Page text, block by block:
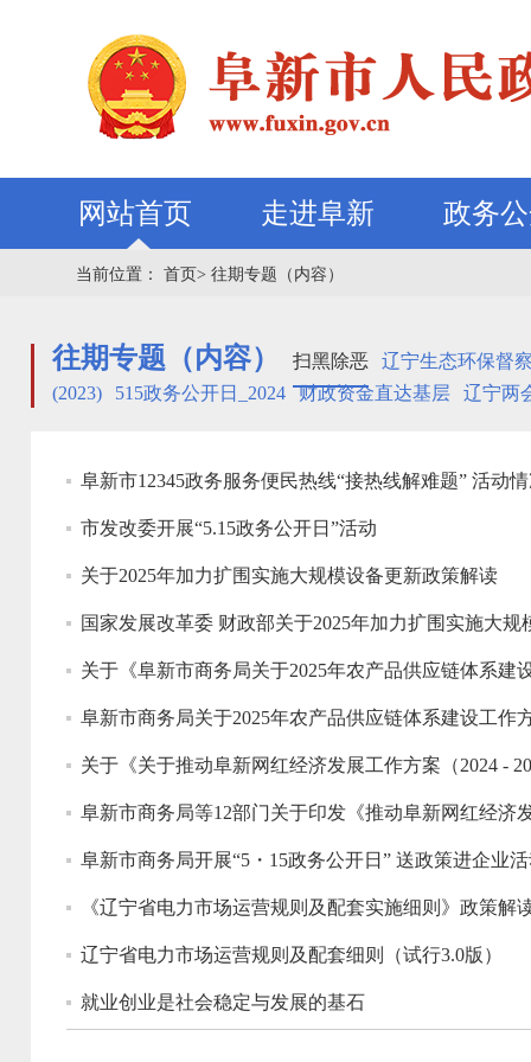
网站首页 走进阜新 政务
当前位置： 首页> 往期专题（内容）
往期专题（内容） 扫黑除恶
辽宁生态环保督
(2023)
515政务公开日_2024 财政资金直达基层 辽宁两
阜新市12345政务服务便民热线“接热线解难题” 活动
市发改委开展“5.15政务公开日”活动
关于2025年加力扩围实施大规模设备更新政策解读
国家发展改革委 财政部关于2025年加力扩围实施大
关于《阜新市商务局关于2025年农产品供应链体系建
阜新市商务局关于2025年农产品供应链体系建设工作
关于《关于推动阜新网红经济发展工作方案（2024 -
阜新市商务局等12部门关于印发《推动阜新网红经济
阜新市商务局开展“5・15政务公开日” 送政策进企业
《辽宁省电力市场运营规则及配套实施细则》政策解
辽宁省电力市场运营规则及配套细则（试行3.0版）
就业创业是社会稳定与发展的基石